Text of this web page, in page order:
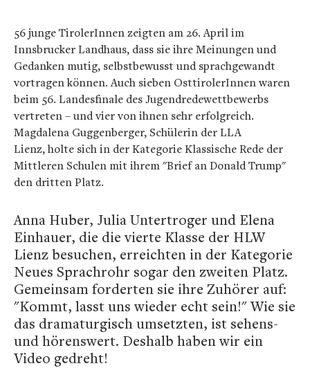
56 junge TirolerInnen zeigten am 26. April im
Innsbrucker Landhaus, dass sie ihre Meinungen und
Gedanken mutig, selbstbewusst und sprachgewandt
vortragen können. Auch sieben OsttirolerInnen waren
beim 56. Landesfinale des Jugendredewettbewerbs
vertreten – und vier von ihnen sehr erfolgreich.
Magdalena Guggenberger, Schülerin der LLA
Lienz,holte sich in der Kategorie Klassische Rede der
Mittleren Schulen mit ihrem "Brief an Donald Trump"
den dritten Platz.
Anna Huber, Julia Untertroger und Elena
Einhauer, die die vierte Klasse der HLW
Lienz besuchen, erreichten in der Kategorie
Neues Sprachrohr sogar den zweiten Platz.
Gemeinsam forderten sie ihre Zuhörer auf:
"Kommt, lasst uns wieder echt sein!" Wie sie
das dramaturgisch umsetzten, ist sehens-
und hörenswert. Deshalb haben wir ein
Video gedreht!